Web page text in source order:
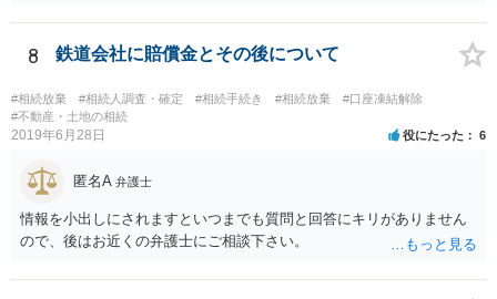
払い義務があります。
8 鉄道会社に賠償金とその後について
#相続放棄 #相続人調査・確定 #相続手続き #相続放棄
#口座凍結解除
#不動産・土地の相続
2019年6月28日 役にたった 6
匿名A 弁護士
情報を小出しにされますといつまでも質問と回答にキリがありません
ので、後はお近くの弁護士にご相談下さい。